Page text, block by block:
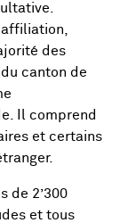
des
canton de
Il comprend
et certains
de 2’300
et tous